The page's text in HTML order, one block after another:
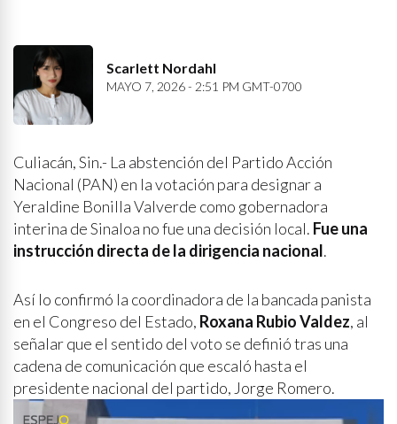
Scarlett Nordahl
MAYO 7, 2026 - 2:51 PM GMT-0700
Culiacán, Sin.- La abstención del Partido Acción
Nacional (PAN) en la votación para designar a
Yeraldine Bonilla Valverde como gobernadora
interina de Sinaloa no fue una decisión local. Fue una
instrucción directa de la dirigencia nacional.
Así lo confirmó la coordinadora de la bancada panista
en el Congreso del Estado, Roxana Rubio Valdez, al
señalar que el sentido del voto se definió tras una
cadena de comunicación que escaló hasta el
presidente nacional del partido, Jorge Romero.